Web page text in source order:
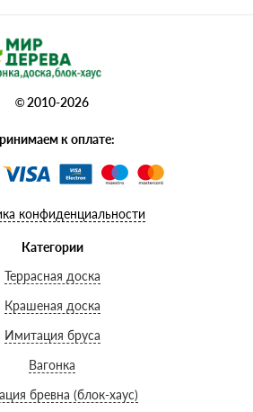
© 2010-2026
к оплате:
конфиденциальности
Категории
Террасная доска
Крашеная доска
Имитация бруса
Вагонка
бревна (блок-хаус)